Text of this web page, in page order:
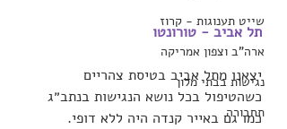
שייט תענוגות - קרוז
ארה"ב וצפון אמריקה
נגישות בבתי מלון
תחבורה
תל אביב - טורונטו
יצאנו מתל אביב בטיסת צהריים
כשהטיפול בכל נושא הנגישות בנתב״ג
כמו גם באייר קנדה היה ללא דופי.